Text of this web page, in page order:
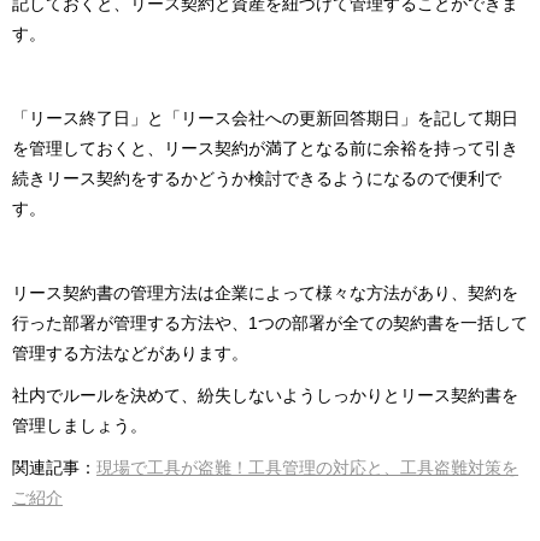
記しておくと、リース契約と資産を紐づけて管理することができま
す。
「リース終了日」と「リース会社への更新回答期日」を記して期日
を管理しておくと、リース契約が満了となる前に余裕を持って引き
続きリース契約をするかどうか検討できるようになるので便利で
す。
リース契約書の管理方法は企業によって様々な方法があり、契約を
行った部署が管理する方法や、1つの部署が全ての契約書を一括して
管理する方法などがあります。
社内でルールを決めて、紛失しないようしっかりとリース契約書を
管理しましょう。
関連記事： 現場で工具が盗難！工具管理の対応と、工具盗難対策を
ご紹介